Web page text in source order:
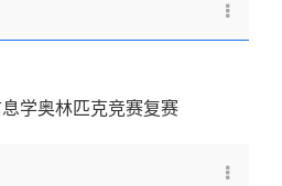
学奥林匹克竞赛复赛